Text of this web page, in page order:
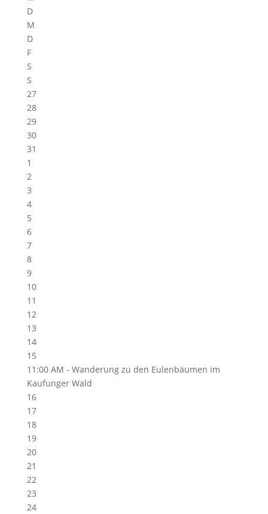
D
M
D
F
S
S
27
28
29
30
31
1
2
3
4
5
6
7
8
9
10
11
12
13
14
15
11:00 AM - Wanderung zu den Eulenbäumen im
Kaufunger Wald
16
17
18
19
20
21
22
23
24